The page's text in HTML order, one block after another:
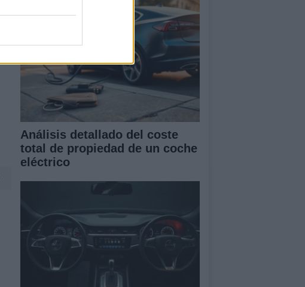
Análisis detallado del coste
total de propiedad de un coche
eléctrico